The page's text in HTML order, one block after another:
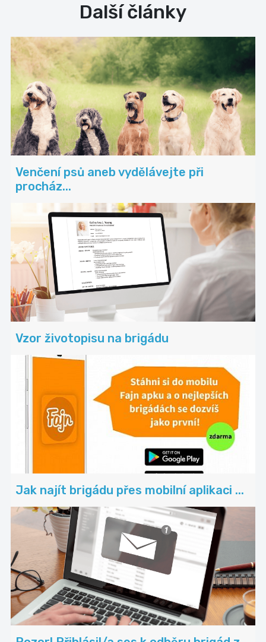
Další články
Venčení psů aneb vydělávejte při
procház...
Vzor životopisu na brigádu
Jak najít brigádu přes mobilní aplikaci ...